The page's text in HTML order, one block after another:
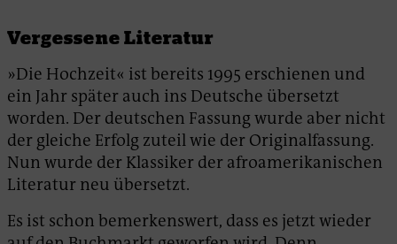
Vergessene Literatur
»Die Hochzeit« ist bereits 1995 erschienen und
ein Jahr später auch ins Deutsche übersetzt
worden. Der deutschen Fassung wurde aber nicht
der gleiche Erfolg zuteil wie der Originalfassung.
Nun wurde der Klassiker der afroamerikanischen
Literatur neu übersetzt.
Es ist schon bemerkenswert, dass es jetzt wieder